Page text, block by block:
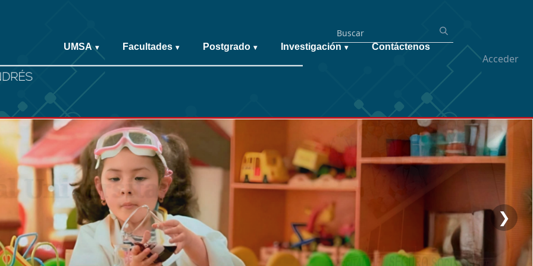
Acceder
UMSA ▾ Facultades ▾ Postgrado ▾ Investigación ▾ Contáctenos
❯